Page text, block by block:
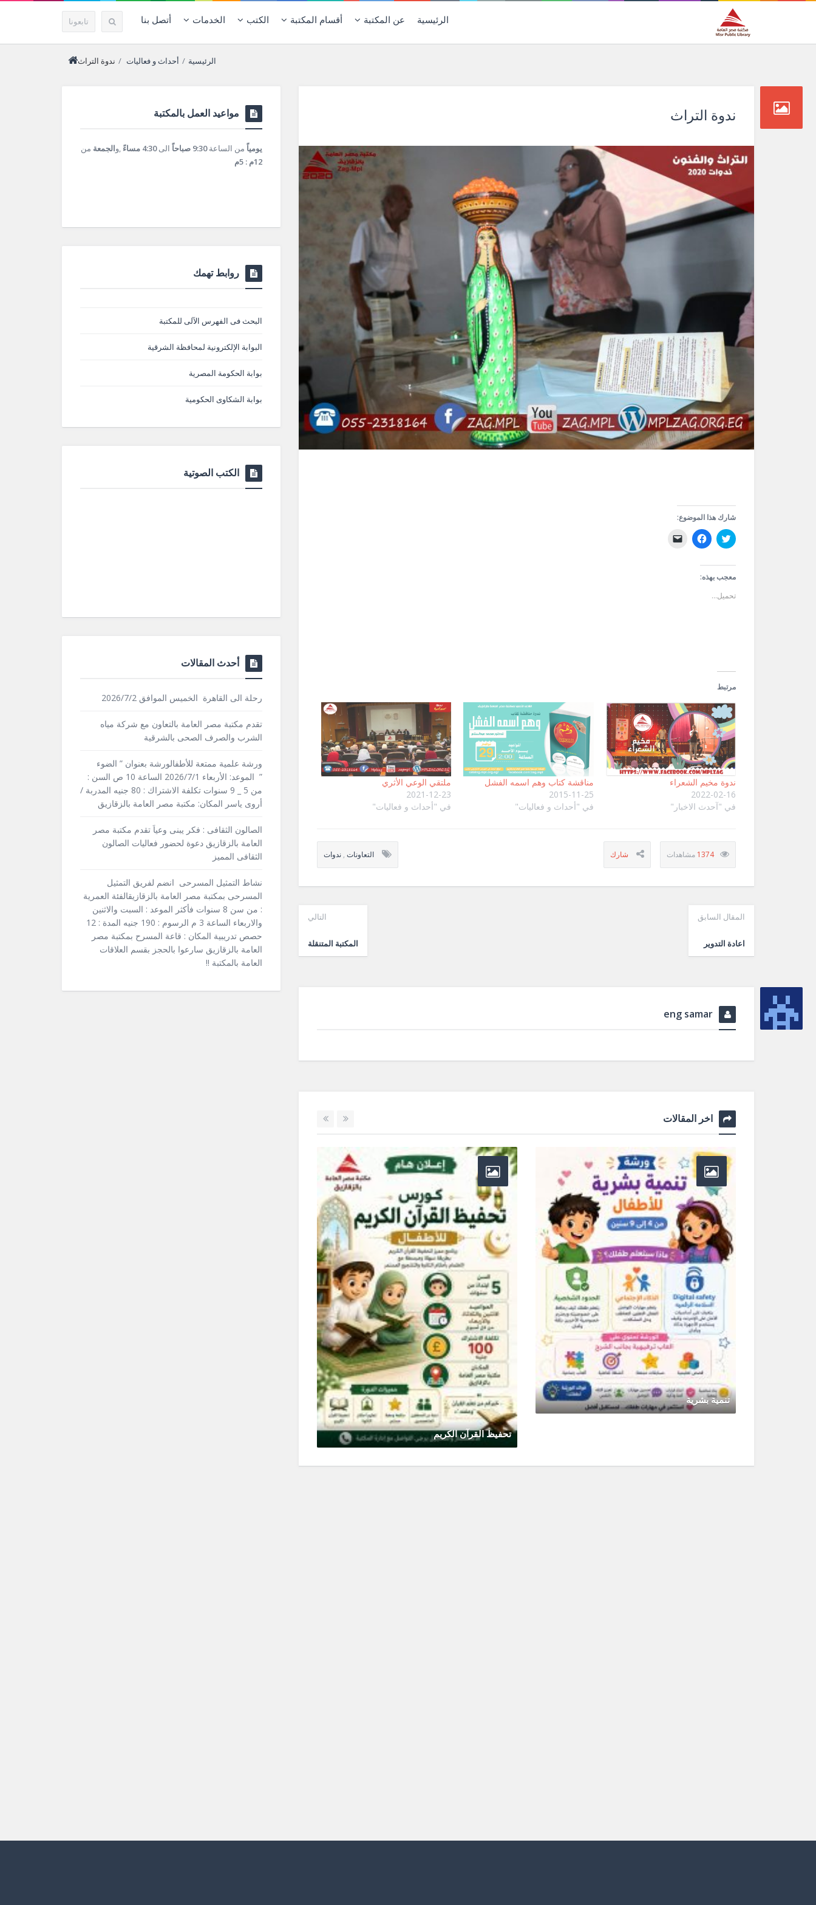
تابعونا الرئيسية عن المكتبة أقسام المكتبة الكتب الخدمات أتصل بنا
الرئيسية / أحداث و فعاليات / ندوة التراث
ندوة التراث
شارك هذا الموضوع:
اضغط
للمشاركة
(فتح
في
نافذة
انقر
للمشاركة
معجب بهذه:
تحميل...
مرتبط
ندوة مخيم الشعراء
2022-02-16
في "آحدث الاخبار"
مناقشة كتاب وهم اسمه الفشل
2015-11-25
في "أحداث و فعاليات"
ملتقي الوعي الأثري
2021-12-23
في "أحداث و فعاليات"
1374 التعاونات , ندوات
المقال السابق
اعادة التدوير
التالي
المكتبة المتنقلة
eng samar
اخر المقالات
تنمية بشرية
تحفيظ القرآن الكريم
مواعيد العمل بالمكتبة
يومياً من الساعة9:30 صباحاً الى4:30 مساءً ,والجمعة من
12م : 5م
روابط تهمك
البحث فى الفهرس الآلى للمكتبة
البوابة الإلكترونية لمحافظة الشرقية
بوابة الحكومة المصرية
بوابة الشكاوى الحكومية
الكتب الصوتية
أحدث المقالات
رحلة الى القاهرة الخميس الموافق 2026/7/2
تقدم مكتبة مصر العامة بالتعاون مع شركة مياه
الشرب والصرف الصحى بالشرقية
ورشة علمية ممتعة للأطفالورشة بعنوان ” الضوء
” الموعد: الأربعاء 2026/7/1 الساعة 10 ص السن :
من 5 _ 9 سنوات تكلفة الاشتراك : 80 جنيه المدربة /
أروى ياسر المكان: مكتبة مصر العامة بالزقازيق
الصالون الثقافى : فكر يبنى وعياَ تقدم مكتبة مصر
العامة بالزقازيق دعوة لحضور فعاليات الصالون
الثقافى المميز
نشاط التمثيل المسرحى انضم لفريق التمثيل
المسرحى بمكتبة مصر العامة بالزقازيقالفئة العمرية
: من سن 8 سنوات فأكثر الموعد : السبت والاثنين
والاربعاء الساعة 3 م الرسوم : 190 جنيه المدة : 12
حصص تدريبية المكان : قاعة المسرح بمكتبة مصر
العامة بالزقازيق سارعوا بالحجز بقسم العلاقات
العامة بالمكتبة !!